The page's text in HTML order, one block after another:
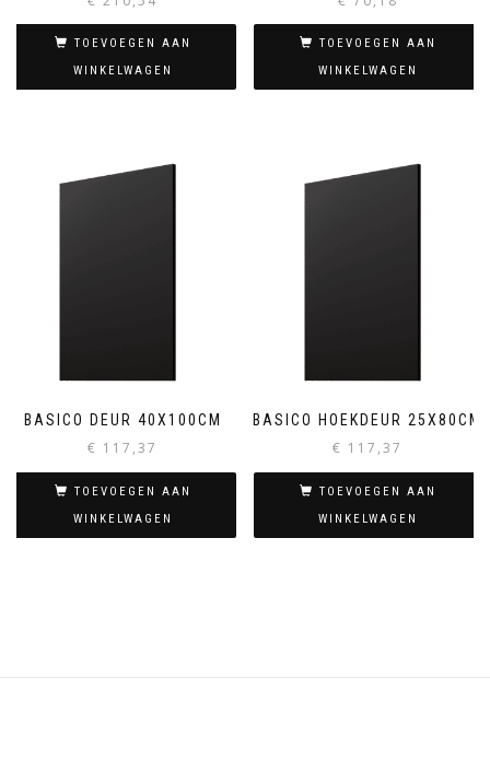
TOEVOEGEN AAN
WINKELWAGEN
TOEVOEGEN AAN
WINKELWAGEN
BASICO DEUR 40X100CM
€ 117,37
TOEVOEGEN AAN
WINKELWAGEN
BASICO HOEKDEUR 25X80CM
€ 117,37
TOEVOEGEN AAN
WINKELWAGEN